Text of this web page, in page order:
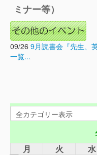
ミナー等）
09/26 9月読書会『先生、
一覧...
月 火 水